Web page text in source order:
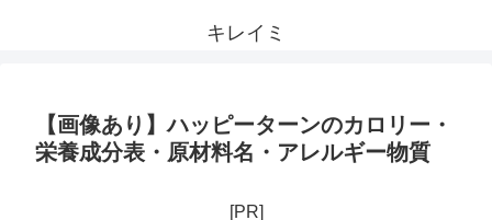
キレイミ
【画像あり】ハッピーターンのカロリー・
栄養成分表・原材料名・アレルギー物質
[PR]